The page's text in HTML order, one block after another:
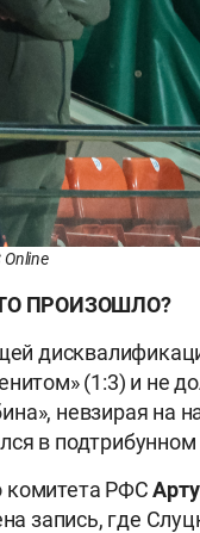
ПРОИЗОШЛО?
(1:3) и не
невзирая на
в
комитета РФС
запись, где